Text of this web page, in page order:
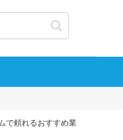
で頼れるおすすめ業